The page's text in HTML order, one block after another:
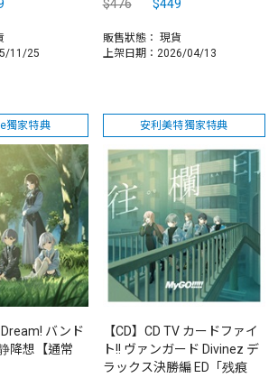
11/25
$476 $449
販售狀態： 現貨
上架日期：2026/04/13
獨家特典
Dream! バンド
降想【通常
安利美特獨家特典
【CD】CD TV カードファイ
ト!! ヴァンガード Divinez デ
ラックス決勝編 ED「残痕